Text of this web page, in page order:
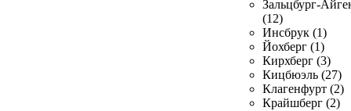
Зальцбург-
(12)
Инсбрук (1)
Йохберг (1)
Кирхберг (3)
Кицбюэль (27)
Клагенфурт (2)
Крайшберг (2)